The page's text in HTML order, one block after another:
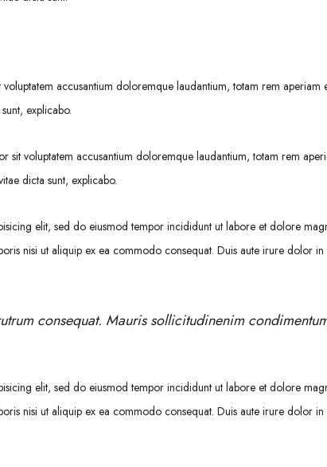
voluptatem accusantium doloremque laudantium, totam rem
explicabo.
sit voluptatem accusantium doloremque laudantium, totam rem
dicta sunt, explicabo.
elit, sed do eiusmod tempor incididunt ut labore et dolore
nisi ut aliquip ex ea commodo consequat. Duis aute irure dolor
consequat. Mauris sollicitudinenim
elit, sed do eiusmod tempor incididunt ut labore et dolore
nisi ut aliquip ex ea commodo consequat. Duis aute irure dolor